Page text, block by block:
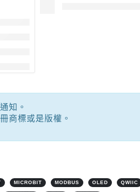
知。
商標或是版權。
MICROBIT MODBUS OLED QWIIC